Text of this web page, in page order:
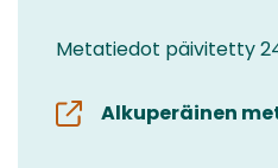
Metatiedot päivitetty
Alkuperäinen